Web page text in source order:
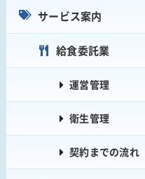
サービス案内
給食委託業
運営管理
衛生管理
契約までの流れ